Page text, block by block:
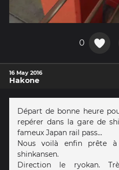
0
16 May 2016
Hakone
Départ de bonne heure
repérer dans la gare de
fameux Japan rail pass...
Nous voilà enfin prête
shinkansen.
Direction le ryokan.